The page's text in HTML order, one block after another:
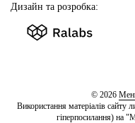
Дизайн та розробка:
© 2026
Використання матеріалів сайту
гіперпосилання) на